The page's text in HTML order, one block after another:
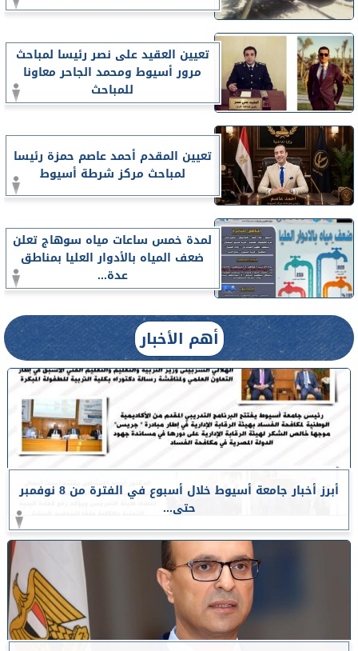
تعيين العقيد على نصر رئيسا لمباحث
مرور أسيوط ومحمد الجاحر معاونا
للمباحث
تعيين المقدم أحمد عاصم حمزة رئيسا
لمباحث مركز شرطة أسيوط
لمدة خمس ساعات مياه سوهاج تعلن
ضعف المياه بالأدوار العليا بمناطق
عدة...
أهم الأخبار
أبرز أخبار جامعة أسيوط خلال أسبوع في الفترة من 8 نوفمبر
حتى...